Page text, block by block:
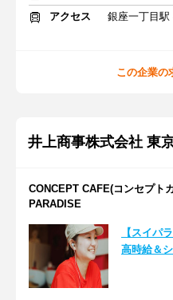
アクセス
銀座一丁目駅
この企業の
井上商事株式会社 東
CONCEPT CAFE(コンセプ
PARADISE
【スイパ
高時給＆